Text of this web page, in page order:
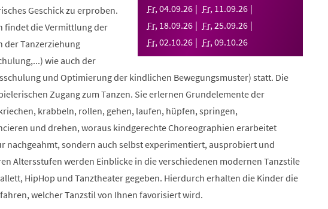
Fr,04.09.26 Fr, 11.09.26
Fr, 18.09.26 Fr,25.09.26
Fr,02.10.26 Fr,09.10.26
Geschick zu erproben.
findet die Vermittlung der
der Tanzerziehung
wie auch der
und Optimierung der kindlichen Bewegungsmuster) statt. Die
Zugang zum Tanzen. Sie erlernen Grundelemente der
krabbeln, rollen, gehen, laufen, hüpfen, springen,
und drehen, woraus kindgerechte Choreographien erarbeitet
nachgeahmt, sondern auch selbst experimentiert, ausprobiert und
Altersstufen werden Einblicke in die verschiedenen modernen Tanzstile
HipHop und Tanztheater gegeben. Hierdurch erhalten die Kinder die
welcher Tanzstil von Ihnen favorisiert wird.